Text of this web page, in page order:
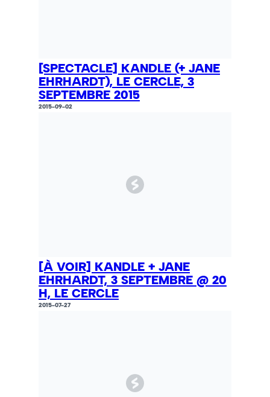
[SPECTACLE] KANDLE (+ JANE
EHRHARDT), LE CERCLE, 3
SEPTEMBRE 2015
2015-09-02
[À VOIR] KANDLE + JANE
EHRHARDT, 3 SEPTEMBRE @ 20
H, LE CERCLE
2015-07-27